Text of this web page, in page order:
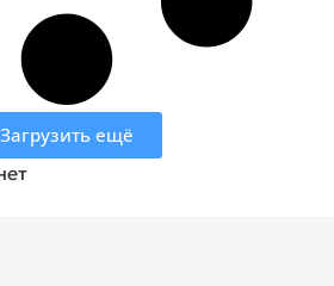
Загрузить ещё